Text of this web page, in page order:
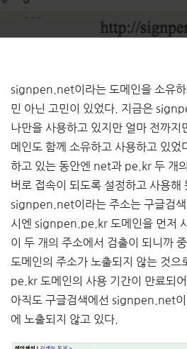
signpen.net이라는 도메인을 소유하
민 아닌 고민이 있었다. 지금은
나만을 사용하고 있지만 얼마 전까
메인도 함께 소유하고 사용하고 있었
하고 있는 동안엔 net과 pe.kr 두 개
버로 접속이 되도록 설정하고 사용해
signpen.net이라는 주소는 구글검
시엔 signpen.pe.kr 도메인을 먼저
이 두 개의 주소에서 검출이 되니까
도메인의 주소가 노출되지 않는 것으
pe.kr 도메인의 사용 기간이 만료되
아직도 구글검색에선 signpen.net
에 노출되지 않고 있다.